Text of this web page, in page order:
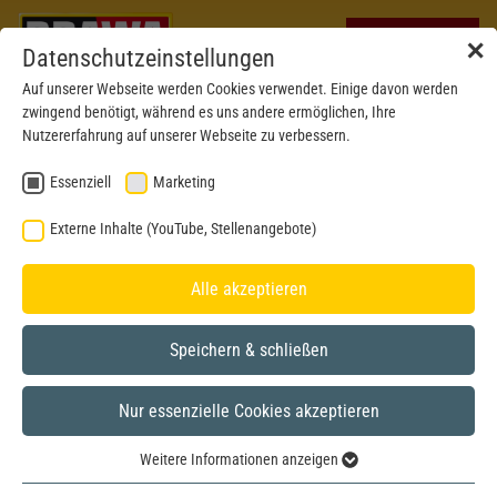
✕
Datenschutzeinstellungen
Auf unserer Webseite werden Cookies verwendet. Einige davon werden
zwingend benötigt, während es uns andere ermöglichen, Ihre
Nutzererfahrung auf unserer Webseite zu verbessern.
Essenziell Marketing
Externe Inhalte (YouTube, Stellenangebote)
Alle akzeptieren
Speichern & schließen
Nur essenzielle Cookies akzeptieren
Weitere Informationen anzeigen